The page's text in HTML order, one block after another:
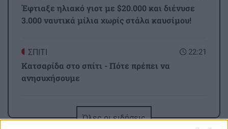
Έφτιαξε ηλιακό γιοτ με $20.000 και διένυσε
3.000 ναυτικά μίλια χωρίς στάλα καυσίμου!
22:21
ΣΠΙΤΙ
Κατσαρίδα στο σπίτι - Πότε πρέπει να
ανησυχήσουμε
Εξαρθρώθηκε τεράστιο δίκτυο διακίνησης
Όλες οι ειδήσεις